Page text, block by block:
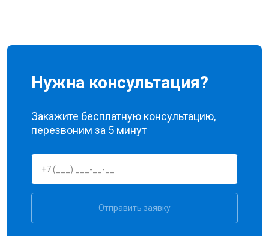
Нужна консультация?
Закажите бесплатную консультацию,
перезвоним за 5 минут
Отправить заявку